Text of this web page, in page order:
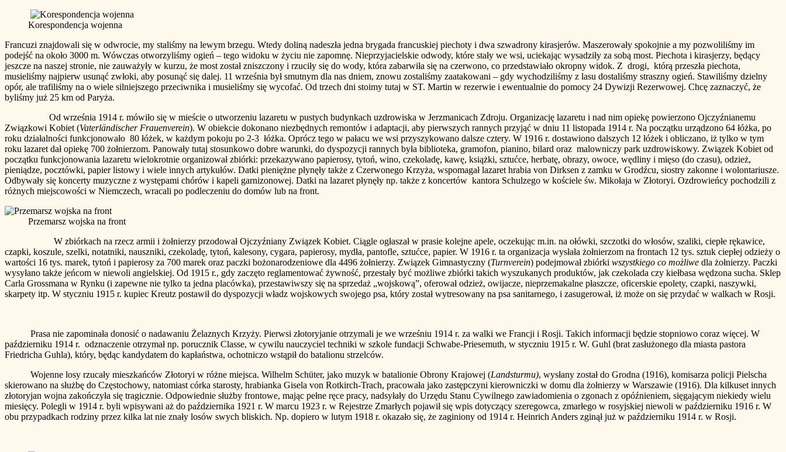
Korespondencja wojenna
Francuzi znajdowali się w odwrocie, my staliśmy na lewym brzegu. Wtedy doliną nadeszła jedna brygada francuskiej piechoty i dwa szwadrony kirasjerów. Maszerowały spokojnie a my pozwoliliśmy im
podejść na około 3000 m. Wówczas otworzyliśmy ogień – tego widoku w życiu nie zapomnę. Nieprzyjacielskie odwody, które stały we wsi, uciekając wysadziły za sobą most. Piechota i kirasjerzy, będący
jeszcze na naszej stronie, nie zauważyły w kurzu, że most został zniszczony i rzuciły się do wody, która zabarwiła się na czerwono, co przedstawiało okropny widok. Z drogi, którą przeszła piechota,
musieliśmy najpierw usunąć zwłoki, aby posunąć się dalej. 11 września był smutnym dla nas dniem, znowu zostaliśmy zaatakowani – gdy wychodziliśmy z lasu dostaliśmy straszny ogień. Stawiliśmy dzielny
opór, ale trafiliśmy na o wiele silniejszego przeciwnika i musieliśmy się wycofać. Od trzech dni stoimy tutaj w ST. Martin w rezerwie i ewentualnie do pomocy 24 Dywizji Rezerwowej. Chcę zaznaczyć, że
byliśmy już 25 km od Paryża.
Od września 1914 r. mówiło się w mieście o utworzeniu lazaretu w pustych budynkach uzdrowiska w Jerzmanicach Zdroju. Organizację lazaretu i nad nim opiekę powierzono Ojczyźnianemu
Związkowi Kobiet (Vaterländischer Frauenverein). W obiekcie dokonano niezbędnych remontów i adaptacji, aby pierwszych rannych przyjąć w dniu 11 listopada 1914 r. Na początku urządzono 64 łóżka, po
roku działalności funkcjonowało 80 łóżek, w każdym pokoju po 2-3 łóżka. Oprócz tego w pałacu we wsi przyszykowano dalsze cztery. W 1916 r. dostawiono dalszych 12 łóżek i obliczano, iż tylko w tym
roku lazaret dał opiekę 700 żołnierzom. Panowały tutaj stosunkowo dobre warunki, do dyspozycji rannych była biblioteka, gramofon, pianino, bilard oraz malowniczy park uzdrowiskowy. Związek Kobiet od
początku funkcjonowania lazaretu wielokrotnie organizował zbiórki: przekazywano papierosy, tytoń, wino, czekoladę, kawę, książki, sztućce, herbatę, obrazy, owoce, wędliny i mięso (do czasu), odzież,
pieniądze, pocztówki, papier listowy i wiele innych artykułów. Datki pieniężne płynęły także z Czerwonego Krzyża, wspomagał lazaret hrabia von Dirksen z zamku w Grodźcu, siostry zakonne i wolontariusze.
Odbywały się koncerty muzyczne z występami chórów i kapeli garnizonowej. Datki na lazaret płynęły np. także z koncertów kantora Schulzego w kościele św. Mikołaja w Złotoryi. Ozdrowieńcy pochodzili z
różnych miejscowości w Niemczech, wracali po podleczeniu do domów lub na front.
Przemarsz wojska na front
W zbiórkach na rzecz armii i żołnierzy przodował Ojczyźniany Związek Kobiet. Ciągle ogłaszał w prasie kolejne apele, oczekując m.in. na ołówki, szczotki do włosów, szaliki, ciepłe rękawice,
czapki, koszule, szelki, notatniki, nauszniki, czekoladę, tytoń, kalesony, cygara, papierosy, mydła, pantofle, sztućce, papier. W 1916 r. ta organizacja wysłała żołnierzom na frontach 12 tys. sztuk ciepłej odzieży o
wartości 16 tys. marek, tytoń i papierosy za 700 marek oraz paczki bożonarodzeniowe dla 4496 żołnierzy. Związek Gimnastyczny (Turnverein) podejmował zbiórki wszystkiego co możliwe dla żołnierzy. Paczki
wysyłano także jeńcom w niewoli angielskiej. Od 1915 r., gdy zaczęto reglamentować żywność, przestały być możliwe zbiórki takich wyszukanych produktów, jak czekolada czy kiełbasa wędzona sucha. Sklep
Carla Grossmana w Rynku (i zapewne nie tylko ta jedna placówka), przestawiwszy się na sprzedaż „wojskową”, oferował odzież, owijacze, nieprzemakalne płaszcze, oficerskie epolety, czapki, naszywki,
skarpety itp. W styczniu 1915 r. kupiec Kreutz postawił do dyspozycji władz wojskowych swojego psa, który został wytresowany na psa sanitarnego, i zasugerował, iż może on się przydać w walkach w Rosji.
Prasa nie zapominała donosić o nadawaniu Żelaznych Krzyży. Pierwsi złotoryjanie otrzymali je we wrześniu 1914 r. za walki we Francji i Rosji. Takich informacji będzie stopniowo coraz więcej. W
październiku 1914 r. odznaczenie otrzymał np. porucznik Classe, w cywilu nauczyciel techniki w szkole fundacji Schwabe-Priesemuth, w styczniu 1915 r. W. Guhl (brat zasłużonego dla miasta pastora
Friedricha Guhla), który, będąc kandydatem do kapłaństwa, ochotniczo wstąpił do batalionu strzelców.
Wojenne losy rzucały mieszkańców Złotoryi w różne miejsca. Wilhelm Schüter, jako muzyk w batalionie Obrony Krajowej (Landsturmu), wysłany został do Grodna (1916), komisarza policji Pielscha
skierowano na służbę do Częstochowy, natomiast córka starosty, hrabianka Gisela von Rotkirch-Trach, pracowała jako zastępczyni kierowniczki w domu dla żołnierzy w Warszawie (1916). Dla kilkuset innych
złotoryjan wojna zakończyła się tragicznie. Odpowiednie służby frontowe, mając pełne ręce pracy, nadsyłały do Urzędu Stanu Cywilnego zawiadomienia o zgonach z opóźnieniem, sięgającym niekiedy wielu
miesięcy. Polegli w 1914 r. byli wpisywani aż do października 1921 r. W marcu 1923 r. w Rejestrze Zmarłych pojawił się wpis dotyczący szeregowca, zmarłego w rosyjskiej niewoli w październiku 1916 r. W
obu przypadkach rodziny przez kilka lat nie znały losów swych bliskich. Np. dopiero w lutym 1918 r. okazało się, że zaginiony od 1914 r. Heinrich Anders zginął już w październiku 1914 r. w Rosji.